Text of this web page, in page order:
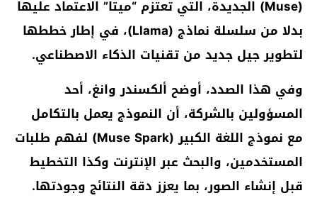
(Muse) الجديدة، التي تعتزم “ميتا” الاعتماد عليها
بدلا من سلسلة نماذج (Llama)، في إطار خططها
لتطوير جيل جديد من تقنيات الذكاء الاصطناعي.
وفي هذا الصدد، أوضح ألكسندر وانغ، أحد
المسؤولين بالشركة، أن النموذج يعمل بالتكامل
مع نموذج اللغة الكبير (Muse Spark) لفهم طلبات
المستخدمين، والبحث عبر الإنترنت وكذا التخطيط
قبل إنشاء الصور، بما يعزز دقة النتائج وجودتها.